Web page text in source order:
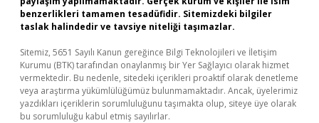
benzerlikleri tamamen tesadüfidir. Sitemizdeki bilgiler
taslak halindedir ve tavsiye niteliği taşımazlar.
Sitemiz, 5651 Sayılı Kanun gereğince Bilgi Teknolojileri ve İletişim
Kurumu (BTK) tarafından onaylanmış bir Yer Sağlayıcı olarak hizmet
vermektedir. Bu nedenle, sitedeki içerikleri proaktif olarak denetleme
veya araştırma yükümlülüğümüz bulunmamaktadır. Ancak, üyelerimiz
yazdıkları içeriklerin sorumluluğunu taşımakta olup, siteye üye olarak
bu sorumluluğu kabul etmiş sayılırlar.